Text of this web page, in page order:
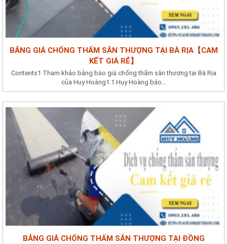
BẢNG GIÁ CHỐNG THẤM SÂN THƯỢNG TẠI BÀ RỊA【CAM
KẾT GIÁ RẺ】
Contents1 Tham khảo bảng báo giá chống thấm sân thượng tại Bà Rịa
của Huy Hoàng1.1 Huy Hoàng báo...
BẢNG GIÁ CHỐNG THẤM SÂN THƯỢNG TẠI ĐỒNG